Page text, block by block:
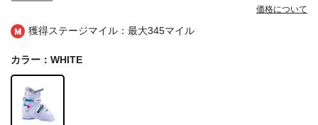
獲得ステージマイル：最大345マイル
価格について
カラー：WHITE